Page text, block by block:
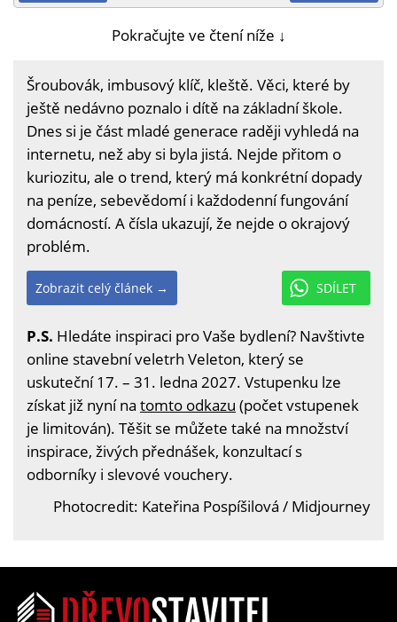
Pokračujte ve čtení níže ↓
Šroubovák, imbusový klíč, kleště. Věci, které by
ještě nedávno poznalo i dítě na základní škole.
Dnes si je část mladé generace raději vyhledá na
internetu, než aby si byla jistá. Nejde přitom o
kuriozitu, ale o trend, který má konkrétní dopady
na peníze, sebevědomí i každodenní fungování
domácností. A čísla ukazují, že nejde o okrajový
problém.
SDÍLET
Zobrazit celý článek →
P.S. Hledáte inspiraci pro Vaše bydlení? Navštivte
online stavební veletrh Veleton, který se
uskuteční 17. – 31. ledna 2027. Vstupenku lze
získat již nyní na tomto odkazu (počet vstupenek
je limitován). Těšit se můžete také na množství
inspirace, živých přednášek, konzultací s
odborníky i slevové vouchery.
Photocredit: Kateřina Pospíšilová / Midjourney